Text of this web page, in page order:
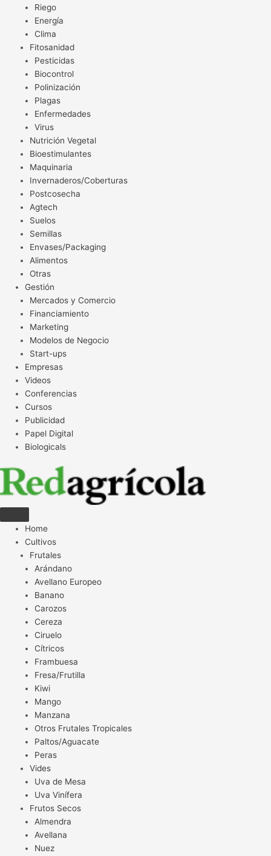
Riego
Energía
Clima
Fitosanidad
Pesticidas
Biocontrol
Polinización
Plagas
Enfermedades
Virus
Nutrición Vegetal
Bioestimulantes
Maquinaria
Invernaderos/Coberturas
Postcosecha
Agtech
Suelos
Semillas
Envases/Packaging
Alimentos
Otras
Gestión
Mercados y Comercio
Financiamiento
Marketing
Modelos de Negocio
Start-ups
Empresas
Videos
Conferencias
Cursos
Publicidad
Papel Digital
Biologicals
Home
Cultivos
Frutales
Arándano
Avellano Europeo
Banano
Carozos
Cereza
Ciruelo
Cítricos
Frambuesa
Fresa/Frutilla
Kiwi
Mango
Manzana
Otros Frutales Tropicales
Paltos/Aguacate
Peras
Vides
Uva de Mesa
Uva Vinífera
Frutos Secos
Almendra
Avellana
Nuez